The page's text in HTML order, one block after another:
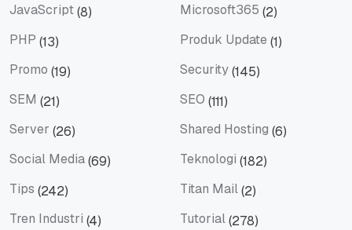
JavaScript(8) Microsoft365 (2)
PHP (13) Produk Update (1)
Promo (19) Security(145)
SEM (21) SEO (111)
Server (26) Shared Hosting (6)
Social Media(69) Teknologi (182)
Tips (242) Titan Mail(2)
Tren Industri (4) Tutorial(278)